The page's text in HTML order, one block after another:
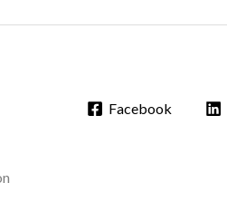
Facebook